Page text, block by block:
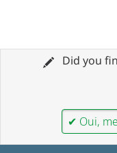
Did you
✔ Oui,